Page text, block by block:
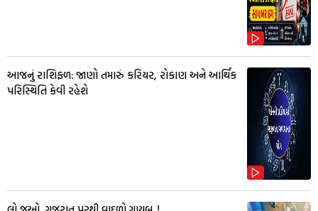
આજનું રાશિફળ: જાણો તમારું કરિયર, રોકાણ અને આર્થિક
પરિસ્થિતિ કેવી રહેશે